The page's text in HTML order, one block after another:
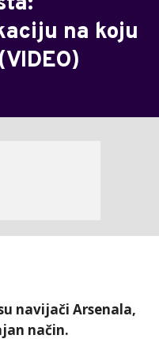
na koju
navijači Arsenala,
način.